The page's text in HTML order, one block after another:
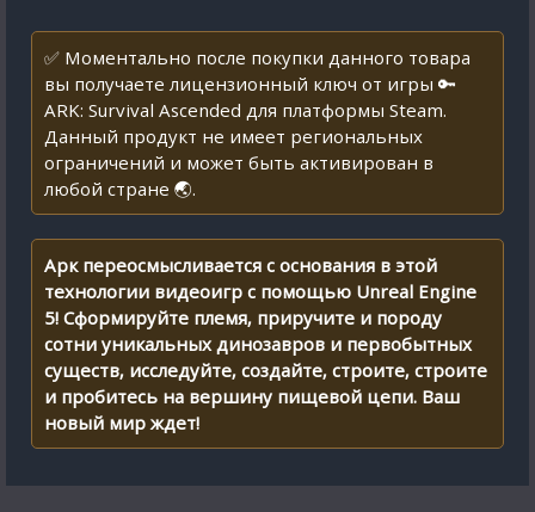
✅ Моментально после покупки данного товара
вы получаете лицензионный ключ от игры 🔑
ARK: Survival Ascended для платформы Steam.
Данный продукт не имеет региональных
ограничений и может быть активирован в
любой стране 🌏.
Арк переосмысливается с основания в этой
технологии видеоигр с помощью Unreal Engine
5! Сформируйте племя, приручите и породу
сотни уникальных динозавров и первобытных
существ, исследуйте, создайте, строите, строите
и пробитесь на вершину пищевой цепи. Ваш
новый мир ждет!